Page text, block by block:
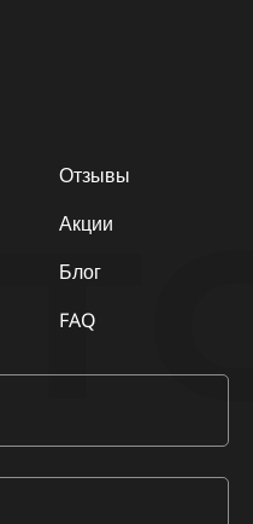
Отзывы
Акции
Блог
FAQ